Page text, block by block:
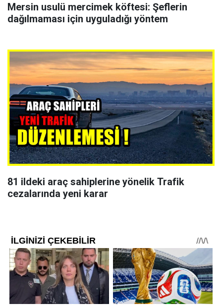
Mersin usulü mercimek köftesi: Şeflerin
dağılmaması için uyguladığı yöntem
81 ildeki araç sahiplerine yönelik Trafik
cezalarında yeni karar